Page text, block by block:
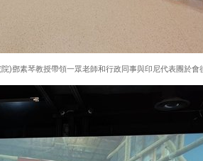
)鄧素琴教授帶領一眾老師和行政同事與印尼代表團於會